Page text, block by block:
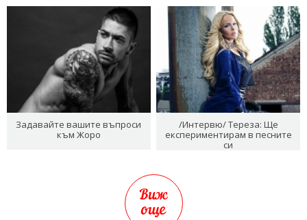
Задавайте вашите въпроси
към Жоро
/Интервю/ Тереза: Ще
експериментирам в песните
си
Виж
още